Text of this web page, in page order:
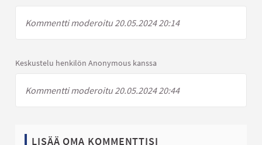
Kommentti moderoitu 20.05.2024 20:14
Keskustelu henkilön Anonymous kanssa
Kommentti moderoitu 20.05.2024 20:44
LISÄÄ OMA KOMMENTTISI